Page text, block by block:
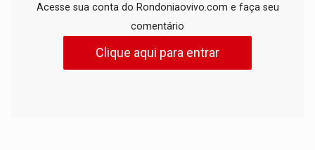
Acesse sua conta do Rondoniaovivo.com e faça seu
comentário
Clique aqui para entrar